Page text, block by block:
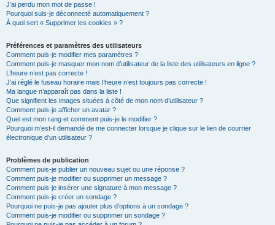
J’ai perdu mon mot de passe !
Pourquoi suis-je déconnecté automatiquement ?
À quoi sert « Supprimer les cookies » ?
Préférences et paramètres des utilisateurs
Comment puis-je modifier mes paramètres ?
Comment puis-je masquer mon nom d’utilisateur de la liste des utilisateurs en ligne ?
L’heure n’est pas correcte !
J’ai réglé le fuseau horaire mais l’heure n’est toujours pas correcte !
Ma langue n’apparaît pas dans la liste !
Que signifient les images situées à côté de mon nom d’utilisateur ?
Comment puis-je afficher un avatar ?
Quel est mon rang et comment puis-je le modifier ?
Pourquoi m’est-il demandé de me connecter lorsque je clique sur le lien de courrier
électronique d’un utilisateur ?
Problèmes de publication
Comment puis-je publier un nouveau sujet ou une réponse ?
Comment puis-je modifier ou supprimer un message ?
Comment puis-je insérer une signature à mon message ?
Comment puis-je créer un sondage ?
Pourquoi ne puis-je pas ajouter plus d’options à un sondage ?
Comment puis-je modifier ou supprimer un sondage ?